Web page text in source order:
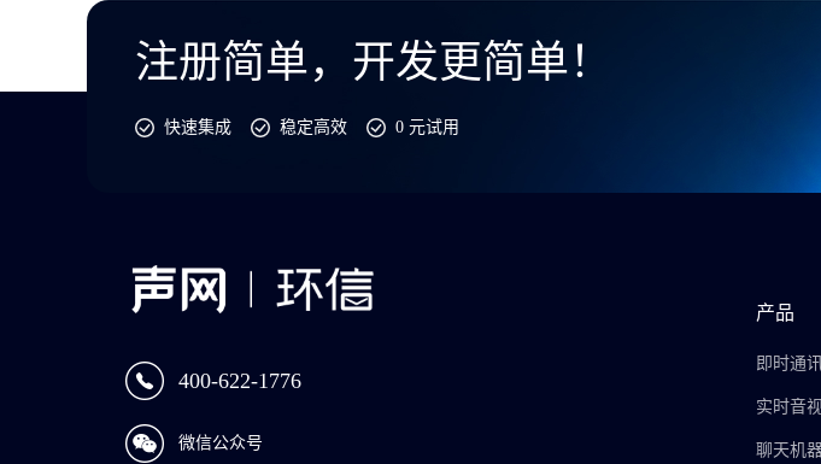
注册简单，开发更简单！
快速集成 稳定高效 0 元试用
400-622-1776
微信公众号
产品
即时通
实时音
聊天机